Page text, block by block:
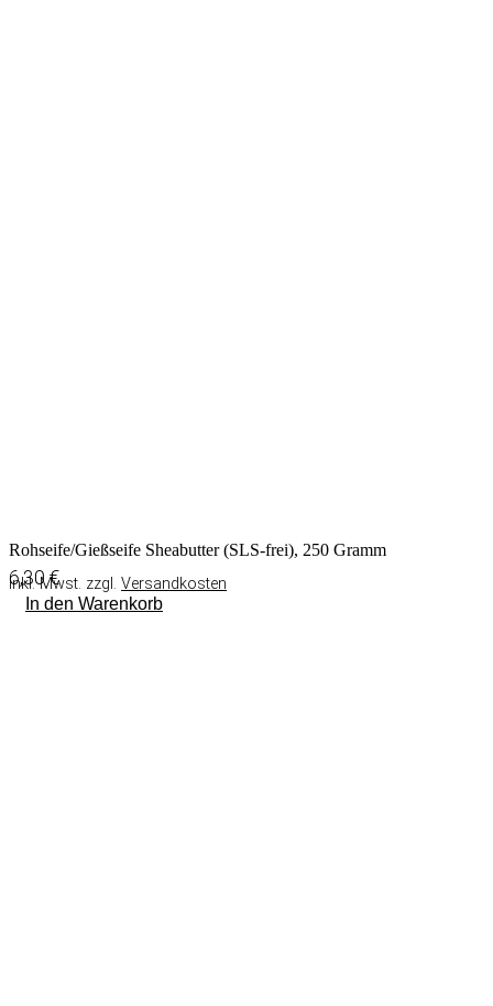
Rohseife/Gießseife Sheabutter (SLS-frei), 250 Gramm
6,30€
inkl. Mwst. zzgl. Versandkosten
In den Warenkorb